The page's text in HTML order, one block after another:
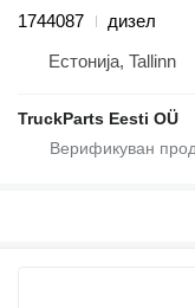
1744087
дизел
Естонија, Tallinn
TruckParts Eesti OÜ